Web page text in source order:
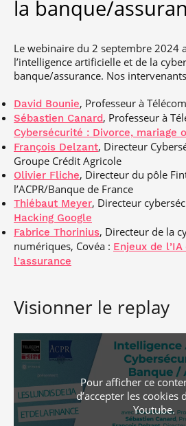
la banque/
Le webinaire du 2 septembre 2024
l’intelligence artificielle et de la
banque/assurance. Nos
David Bounie, Professeur à
Sébastien Canard, Professeur à
Cybersécurité : Divorce, mariage
François Delzant, Directeur
Groupe Crédit Agricole
Olivier Fliche, Directeur du pôle
l’ACPR/Banque de France
Thiébaut Meyer, Directeur
Hacking Google
Fabrice Thorinius, Directeur de la
numériques, Covéa : Enjeux de
l’assurance
Visionner le replay
Pour afficher ce
d’accepter les cookies
Youtube.